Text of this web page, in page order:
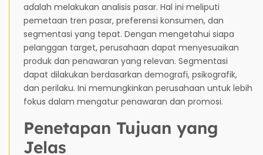
adalah melakukan analisis pasar. Hal ini meliputi
pemetaan tren pasar, preferensi konsumen, dan
segmentasi yang tepat. Dengan mengetahui siapa
pelanggan target, perusahaan dapat menyesuaikan
produk dan penawaran yang relevan. Segmentasi
dapat dilakukan berdasarkan demografi, psikografik,
dan perilaku. Ini memungkinkan perusahaan untuk lebih
fokus dalam mengatur penawaran dan promosi.
Penetapan Tujuan yang
Jelas